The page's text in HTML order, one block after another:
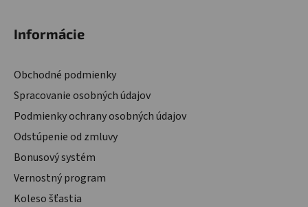
Informácie
Obchodné podmienky
Spracovanie osobných údajov
Podmienky ochrany osobných údajov
Odstúpenie od zmluvy
Bonusový systém
Vernostný program
Koleso šťastia